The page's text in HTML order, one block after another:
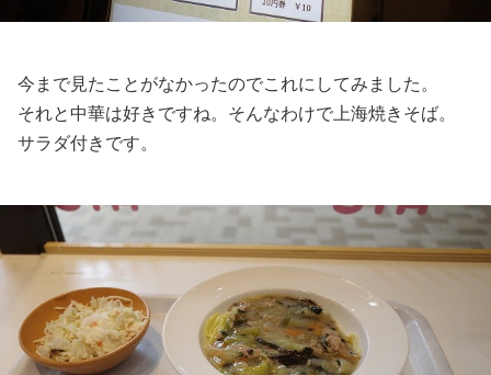
今まで見たことがなかったのでこれにしてみました。
それと中華は好きですね。そんなわけで上海焼きそば。
サラダ付きです。